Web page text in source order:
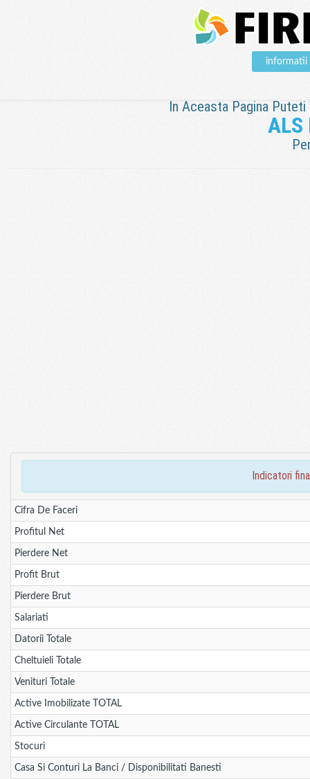
informatii
In Aceasta Pagina
ALS
indicatori
Cifra De Faceri
Profitul Net
Pierdere Net
Profit Brut
Pierdere Brut
Salariati
Datorii Totale
Cheltuieli Totale
Venituri Totale
Active Imobilizate TOTAL
Active Circulante TOTAL
Stocuri
Casa Si Conturi La Banci / Disponibilitati Banesti